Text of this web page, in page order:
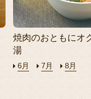
焼肉のおともにオ
湯
6月 7月 8月